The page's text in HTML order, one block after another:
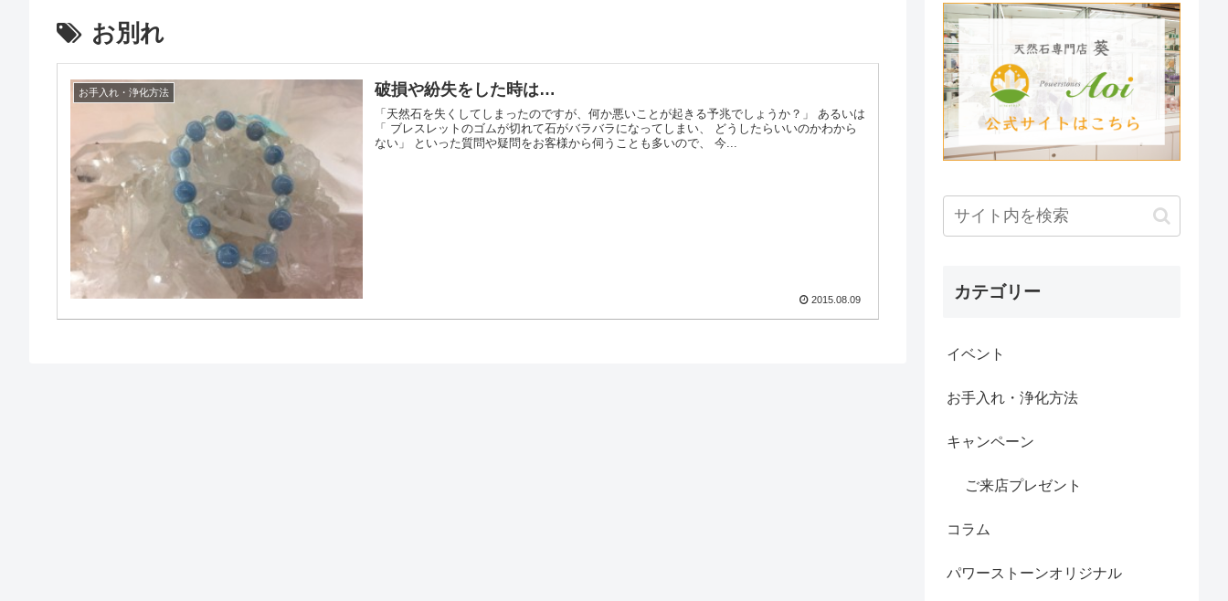
お別れ
お手入れ・浄化方法 破損や紛失をした時は…
「天然石を失くしてしまったのですが、何か悪いことが起きる予兆でしょうか？」 あるいは
「 ブレスレットのゴムが切れて石がバラバラになってしまい、 どうしたらいいのかわから
ない」 といった質問や疑問をお客様から伺うことも多いので、 今...
2015.08.09 カテゴリー
イベント
お手入れ・浄化方法
キャンペーン
ご来店プレゼント
コラム
パワーストーンオリジナル